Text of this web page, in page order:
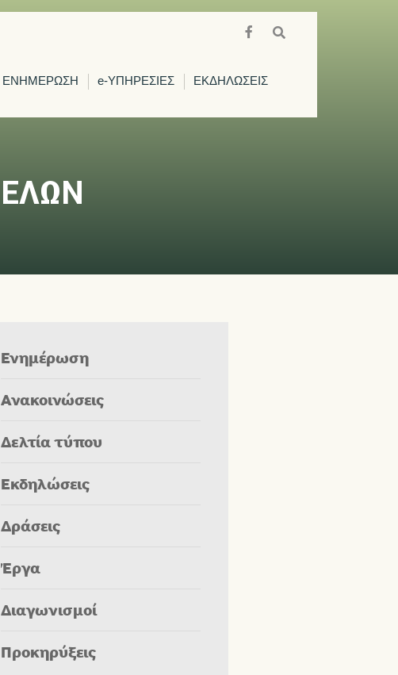
ΕΝΗΜΕΡΩΣΗ e-ΥΠΗΡΕΣΙΕΣ ΕΚΔΗΛΩΣΕΙΣ
Ενημέρωση
Ανακοινώσεις
Δελτία τύπου
Εκδηλώσεις
Δράσεις
Έργα
Διαγωνισμοί
Προκηρύξεις